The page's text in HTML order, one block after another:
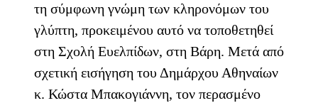
τη σύμφωνη γνώμη των κληρονόμων του
γλύπτη, προκειμένου αυτό να τοποθετηθεί
στη Σχολή Ευελπίδων, στη Βάρη. Μετά από
σχετική εισήγηση του Δημάρχου Αθηναίων
κ. Κώστα Μπακογιάννη, τον περασμένο